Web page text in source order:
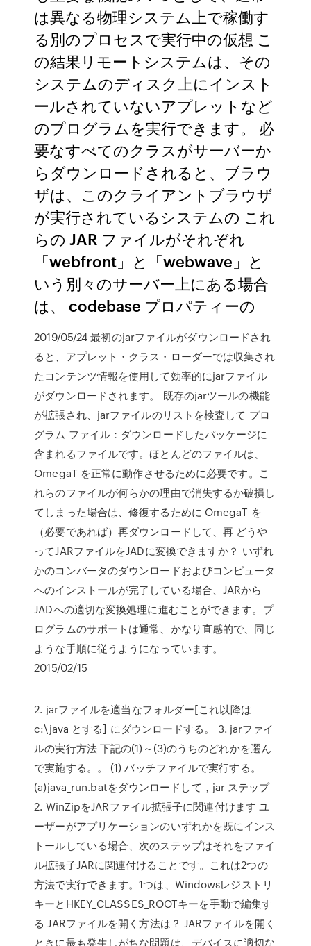
は異なる物理システム上で稼働す
る別のプロセスで実行中の仮想 こ
の結果リモートシステムは、その
システムのディスク上にインスト
ールされていないアプレットなど
のプログラムを実行できます。 必
要なすべてのクラスがサーバーか
らダウンロードされると、ブラウ
ザは、このクライアントブラウザ
が実行されているシステムの これ
らの JAR ファイルがそれぞれ
「webfront」と「webwave」と
いう別々のサーバー上にある場合
は、 codebase プロパティーの
2019/05/24 最初のjarファイルがダウンロードされ
ると、アプレット・クラス・ローダーでは収集され
たコンテンツ情報を使用して効率的にjarファイル
がダウンロードされます。 既存のjarツールの機能
が拡張され、jarファイルのリストを検査して プロ
グラム ファイル：ダウンロードしたパッケージに
含まれるファイルです。ほとんどのファイルは、
OmegaT を正常に動作させるために必要です。こ
れらのファイルが何らかの理由で消失するか破損し
てしまった場合は、修復するために OmegaT を
（必要であれば）再ダウンロードして、再 どうや
ってJARファイルをJADに変換できますか？ いずれ
かのコンバータのダウンロードおよびコンピュータ
へのインストールが完了している場合、JARから
JADへの適切な変換処理に進むことができます。プ
ログラムのサポートは通常、かなり直感的で、同じ
ような手順に従うようになっています。
2015/02/15
2. jarファイルを適当なフォルダー[これ以降は
c:\java とする] にダウンロードする。 3. jarファイ
ルの実行方法 下記の(1)～(3)のうちのどれかを選ん
で実施する。。 (1) バッチファイルで実行する。
(a)java_run.batをダウンロードして，jar ステップ
2. WinZipをJARファイル拡張子に関連付けます ユ
ーザーがアプリケーションのいずれかを既にインス
トールしている場合、次のステップはそれをファイ
ル拡張子JARに関連付けることです。これは2つの
方法で実行できます。1つは、Windowsレジストリ
キーとHKEY_CLASSES_ROOTキーを手動で編集す
る JARファイルを開く方法は？ JARファイルを開く
ときに最も発生しがちな問題は、デバイスに適切な